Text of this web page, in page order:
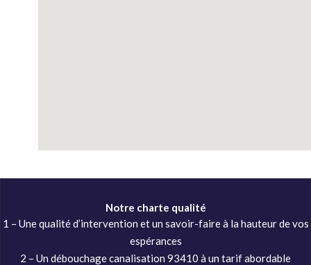
Notre charte qualité
1 – Une qualité d’intervention et un savoir-faire à la hauteur de vos
espérances
2 – Un débouchage canalisation 93410 à un tarif abordable